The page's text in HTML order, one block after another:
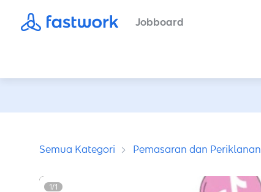
Jobboard
Semua Kategori Pemasaran dan Periklanan
1/1